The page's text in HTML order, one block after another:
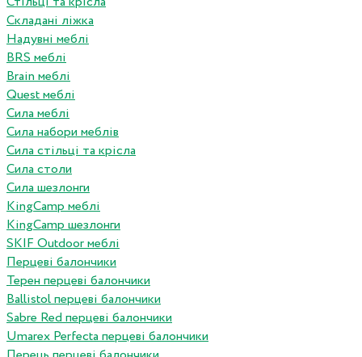
Складані ліжка
Надувні меблі
BRS меблі
Brain меблі
Quest меблі
Сила меблі
Сила набори меблів
Сила стільці та крісла
Сила столи
Сила шезлонги
KingCamp меблі
KingCamp шезлонги
SKIF Outdoor меблі
Перцеві балончики
Терен перцеві балончики
Ballistol перцеві балончики
Sabre Red перцеві балончики
Umarex Perfecta перцеві балончики